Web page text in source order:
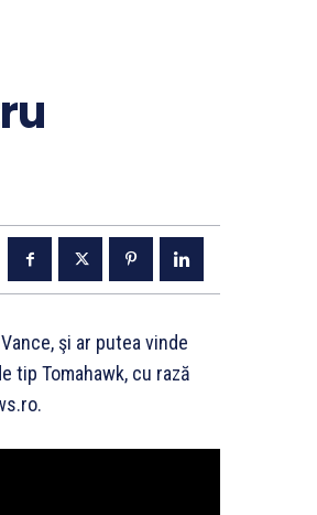
şi ar putea vinde
tip Tomahawk, cu rază